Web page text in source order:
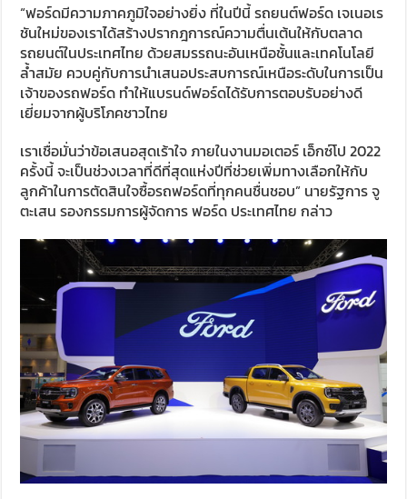
“ฟอร์ดมีความภาคภูมิใจอย่างยิ่ง ที่ในปีนี้ รถยนต์ฟอร์ด เจเนอเร
ชันใหม่ของเราได้สร้างปรากฎการณ์ความตื่นเต้นให้กับตลาด
รถยนต์ในประเทศไทย ด้วยสมรรถนะอันเหนือชั้นและเทคโนโลยี
ล้ำสมัย ควบคู่กับการนำเสนอประสบการณ์เหนือระดับในการเป็น
เจ้าของรถฟอร์ด ทำให้แบรนด์ฟอร์ดได้รับการตอบรับอย่างดี
เยี่ยมจากผู้บริโภคชาวไทย
เราเชื่อมั่นว่าข้อเสนอสุดเร้าใจ ภายในงานมอเตอร์ เอ็กซ์โป 2022
ครั้งนี้ จะเป็นช่วงเวลาที่ดีที่สุดแห่งปีที่ช่วยเพิ่มทางเลือกให้กับ
ลูกค้าในการตัดสินใจซื้อรถฟอร์ดที่ทุกคนชื่นชอบ” นายรัฐการ จู
ตะเสน รองกรรมการผู้จัดการ ฟอร์ด ประเทศไทย กล่าว